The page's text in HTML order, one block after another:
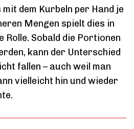
dem Kurbeln per Hand je
Mengen spielt dies in
Rolle. Sobald die Portionen
kann der Unterschied
fallen – auch weil man
vielleicht hin und wieder